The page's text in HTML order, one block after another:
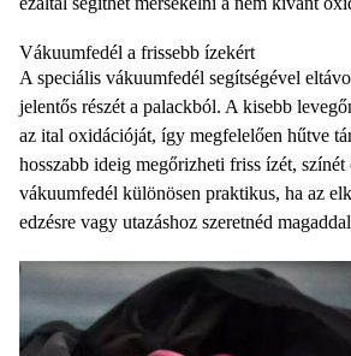
Vákuumfedél a frissebb ízekért
A speciális vákuumfedél segítségével
jelentős részét a palackból. A kisebb
az ital oxidációját, így megfelelően hűtve
hosszabb ideig megőrizheti friss ízét, színét
vákuumfedél különösen praktikus, ha az
edzésre vagy utazáshoz szeretnéd